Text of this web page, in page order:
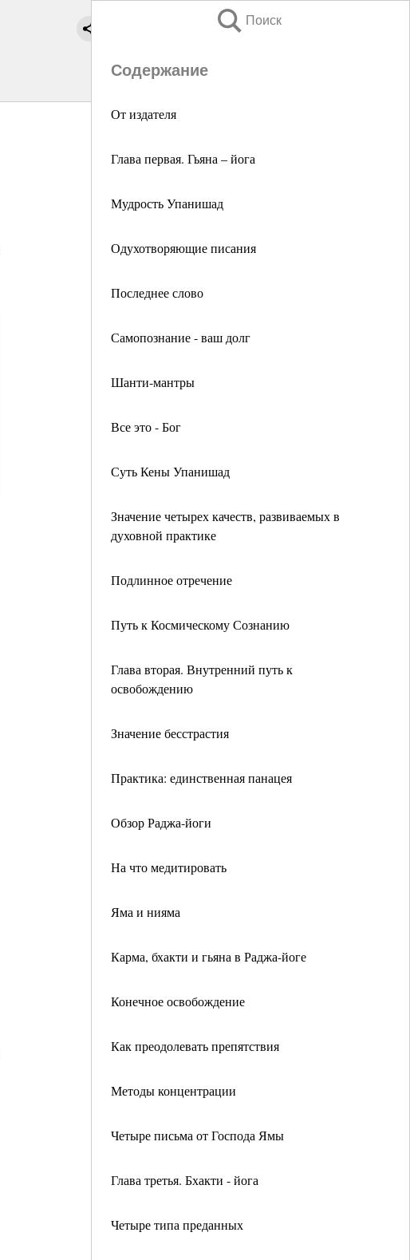
Поиск
Содержание
От издателя
Глава первая. Гьяна – йога
Мудрость Упанишад
Одухотворяющие писания
Последнее слово
Самопознание - ваш долг
Шанти-мантры
Все это - Бог
Суть Кены Упанишад
Значение четырех качеств, развиваемых в
духовной практике
Подлинное отречение
Путь к Космическому Сознанию
Глава вторая. Внутренний путь к
освобождению
Значение бесстрастия
Практика: единственная панацея
Обзор Раджа-йоги
На что медитировать
Яма и нияма
Карма, бхакти и гьяна в Раджа-йоге
Конечное освобождение
Как преодолевать препятствия
Методы концентрации
Четыре письма от Господа Ямы
Глава третья. Бхакти - йога
Четыре типа преданных